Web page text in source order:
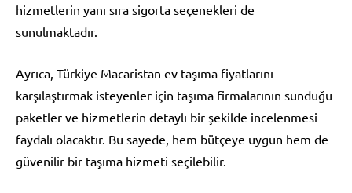
hizmetlerin yanı sıra sigorta seçenekleri de
sunulmaktadır.
Ayrıca, Türkiye Macaristan ev taşıma fiyatlarını
karşılaştırmak isteyenler için taşıma firmalarının sunduğu
paketler ve hizmetlerin detaylı bir şekilde incelenmesi
faydalı olacaktır. Bu sayede, hem bütçeye uygun hem de
güvenilir bir taşıma hizmeti seçilebilir.